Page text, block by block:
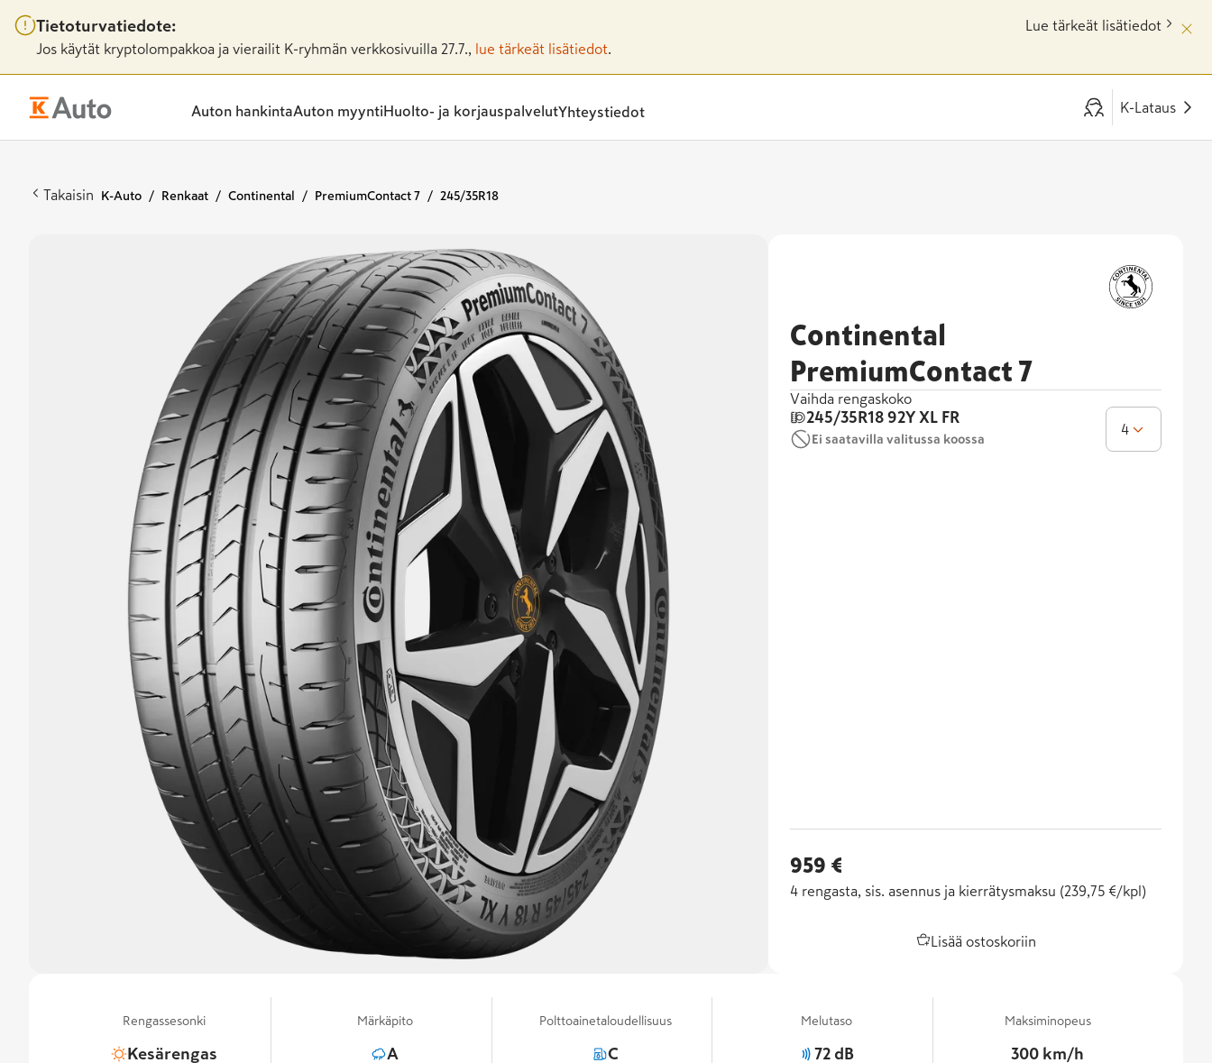
Tietoturvatiedote:
Jos käytät kryptolompakkoa ja vierailit K-ryhmän verkkosivuilla 27.7., lue tärkeät lisätiedot
Lue tärkeät lisätiedot
Auton hankintaAuton myynti Huolto- ja korjauspalvelutYhteystiedot K-Lataus
Takaisin K-Auto Renkaat Continental PremiumContact 7 245/35R18
Continental
PremiumContact 7
Vaihda rengaskoko
245/35R18 92Y XL FR
Ei saatavilla valitussa koossa
4
959 €
4 rengasta, sis. asennus ja kierrätysmaksu (239,75 €/kpl )
Lisää ostoskoriin
Rengassesonki
Kesärengas
Märkäpito
A
Polttoainetaloudellisuus
C
Melutaso
72 dB
Maksiminopeus
300 km/h